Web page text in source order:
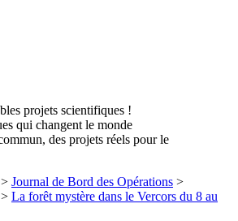
projets scientifiques !
qui changent le monde
des projets réels pour le
> Journal de Bord des Opérations >
> La forêt mystère dans le Vercors du 8 au